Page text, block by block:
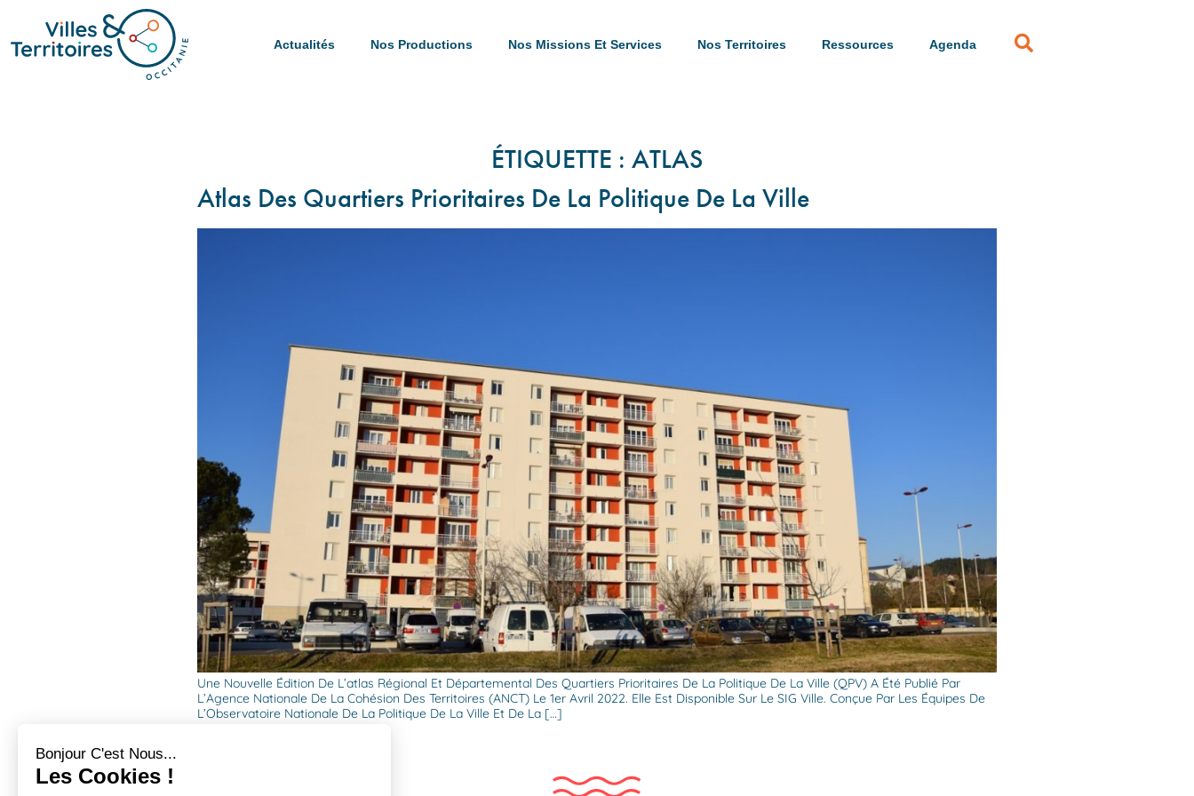
Actualités Nos Productions Nos Missions Et Services Nos Territoires Ressources Agenda
ÉTIQUETTE : ATLAS
Atlas Des Quartiers Prioritaires De La Politique De La Ville
Une Nouvelle Édition De L’atlas Régional Et Départemental Des Quartiers Prioritaires De La Politique De La Ville (QPV) A Été Publié Par
L’Agence Nationale De La Cohésion Des Territoires (ANCT) Le 1er Avril 2022. Elle Est Disponible Sur Le SIG Ville. Conçue Par Les Équipes De
L’Observatoire Nationale De La Politique De La Ville Et De La […]
Bonjour C'est Nous...
Les Cookies !